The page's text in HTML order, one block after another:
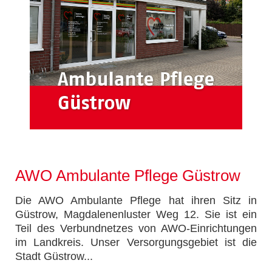
AWO Ambulante Pflege Güstrow
Die AWO Ambulante Pflege hat ihren Sitz in
Güstrow, Magdalenenluster Weg 12. Sie ist ein
Teil des Verbundnetzes von AWO-Einrichtungen
im Landkreis. Unser Versorgungsgebiet ist die
Stadt Güstrow...